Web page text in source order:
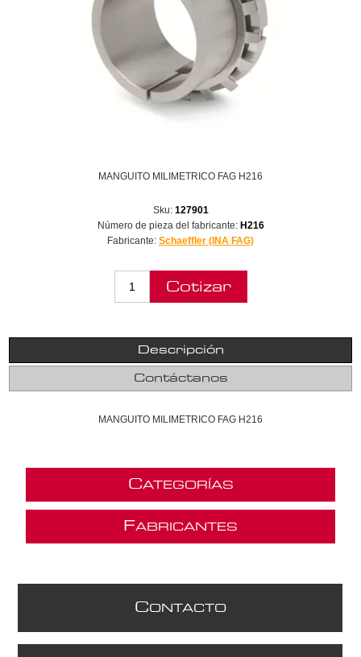
MANGUITO MILIMETRICO FAG H216
Sku: 127901
Número de pieza del fabricante: H216
Fabricante: Schaeffler (INA FAG)
Descripción
Contáctanos
MANGUITO MILIMETRICO FAG H216
CATEGORÍAS
FABRICANTES
CONTACTO